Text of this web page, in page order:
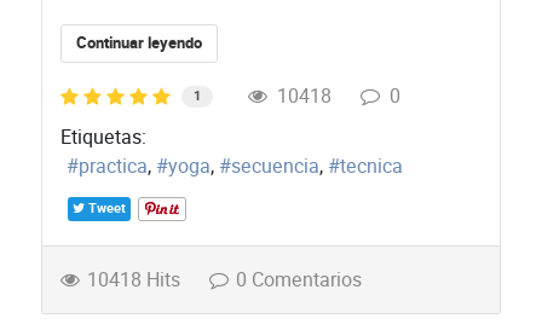
Continuar leyendo
1 10418
0
Etiquetas:
practica
yoga secuencia tecnica
Tweet
10418 Hits 0 Comentarios